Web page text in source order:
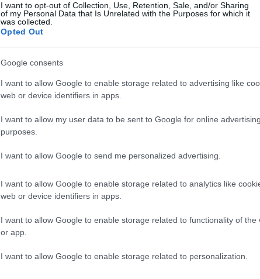
I want to opt-out of Collection, Use, Retention, Sale, and/or Sharing
of my Personal Data that Is Unrelated with the Purposes for which it
was collected.
Opted Out
Google consents
I want to allow Google to enable storage related to advertising like
web or device identifiers in apps.
I want to allow my user data to be sent to Google for online advertising
purposes.
I want to allow Google to send me personalized advertising.
I want to allow Google to enable storage related to analytics like
web or device identifiers in apps.
I want to allow Google to enable storage related to functionality of the
or app.
I want to allow Google to enable storage related to personalization.